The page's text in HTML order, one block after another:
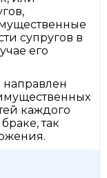
супругов в
его
каждого
так